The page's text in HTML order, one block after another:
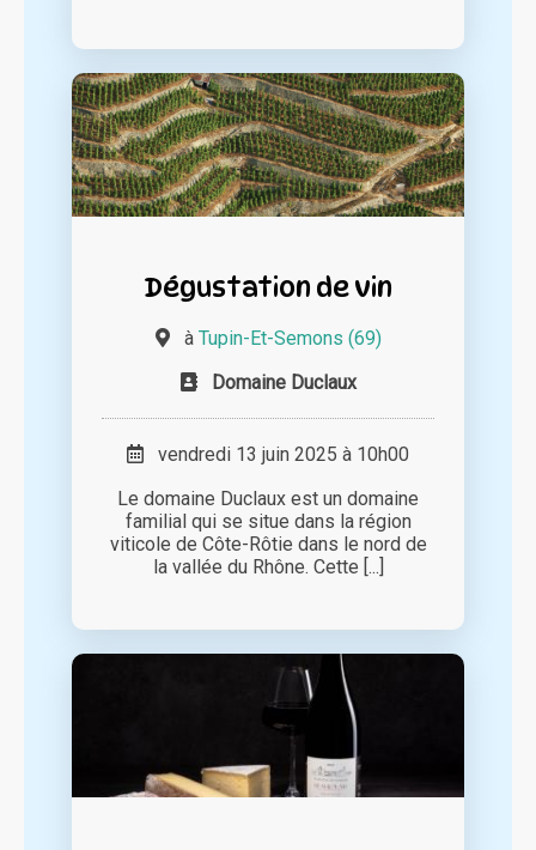
Dégustation de vin
à Tupin-Et-Semons (69)
Domaine Duclaux
vendredi 13 juin 2025 à 10h00
Le domaine Duclaux est un domaine
familial qui se situe dans la région
viticole de Côte-Rôtie dans le nord de
la vallée du Rhône. Cette [...]